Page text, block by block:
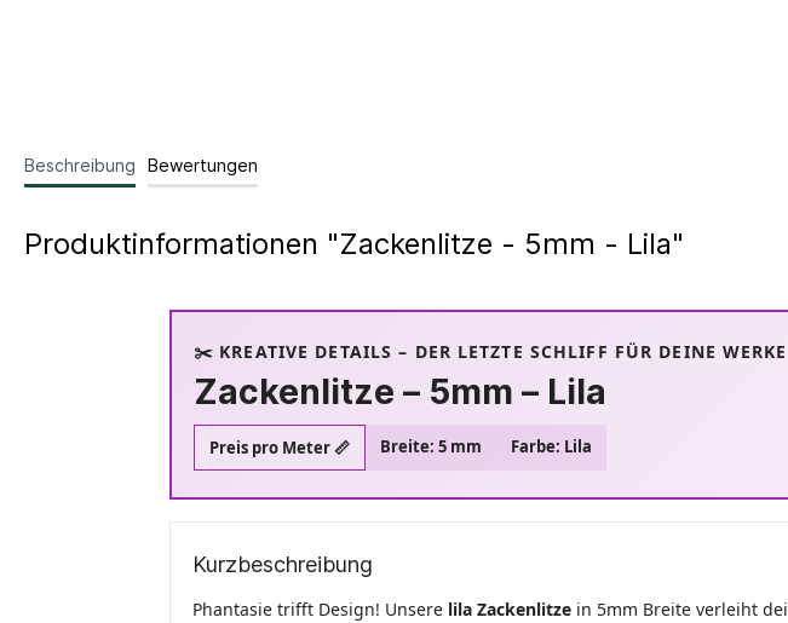
Beschreibung Bewertungen
Produktinformationen "Zackenlitze - 5mm - Lila"
✂️ KREATIVE DETAILS – DER LETZTE SCHLIFF FÜR DEINE WERKE
Zackenlitze – 5mm – Lila
Preis pro Meter 📏 Breite: 5 mm Farbe: Lila
Kurzbeschreibung
Phantasie trifft Design! Unsere lila Zackenlitze in 5mm Breite verleiht